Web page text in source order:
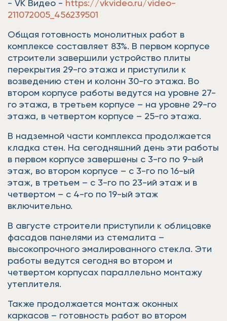
- VK Видео - https://vkvideo.ru/video-
211072005_456239501
Общая готовность монолитных работ в
комплексе составляет 83%. В первом корпусе
строители завершили устройство плиты
перекрытия 29-го этажа и приступили к
возведению стен и колонн 30-го этажа. Во
втором корпусе работы ведутся на уровне 27-
го этажа, в третьем корпусе – на уровне 29-го
этажа, в четвертом корпусе – 25-го этажа.
В надземной части комплекса продолжается
кладка стен. На сегодняшний день эти работы
в первом корпусе завершены с 3-го по 9-ый
этаж, во втором корпусе – с 3-го по 16-ый
этаж, в третьем – с 3-го по 23-ий этаж и в
четвертом – с 4-го по 19-ый этаж
включительно.
В августе строители приступили к облицовке
фасадов панелями из стемалита –
высокопрочного эмалированного стекла. Эти
работы ведутся сегодня во втором и
четвертом корпусах параллельно монтажу
утеплителя.
Также продолжается монтаж оконных
каркасов – готовность работ во втором